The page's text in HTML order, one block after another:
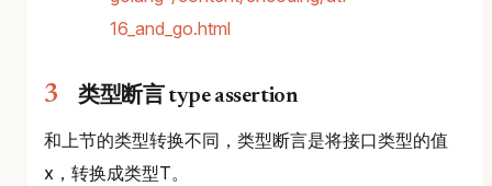
16_and_go.html
类型断言 type assertion
和上节的类型转换不同，类型断言是将接口类型的值
x，转换成类型T。